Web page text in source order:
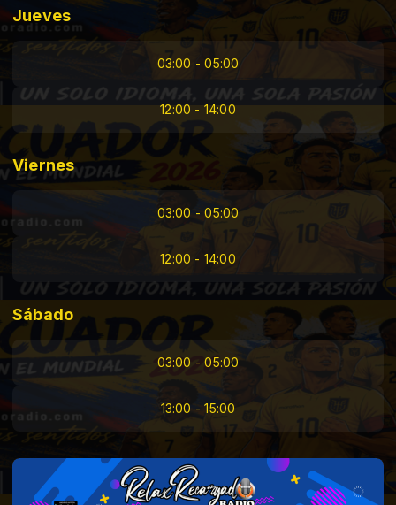
Jueves
03:00 - 05:00
12:00 - 14:00
Viernes
03:00 - 05:00
12:00 - 14:00
Sábado
03:00 - 05:00
13:00 - 15:00